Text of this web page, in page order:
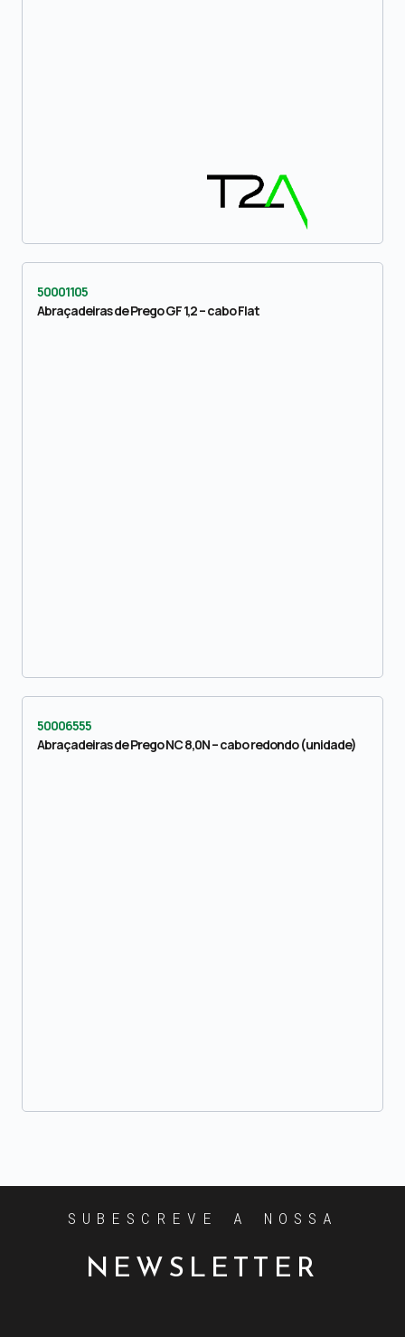
50001105
Abraçadeiras de Prego GF 1,2 – cabo Flat
50006555
Abraçadeiras de Prego NC 8,0N – cabo redondo (unidade)
SUBESCREVE A NOSSA
NEWSLETTER